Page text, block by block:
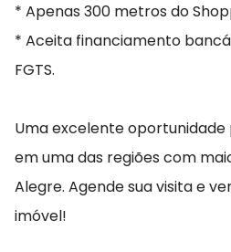
* Apenas 300 metros do
* Aceita financiamento
FGTS.
Uma excelente
em uma das regiões com
Alegre. Agende sua visita e
imóvel!